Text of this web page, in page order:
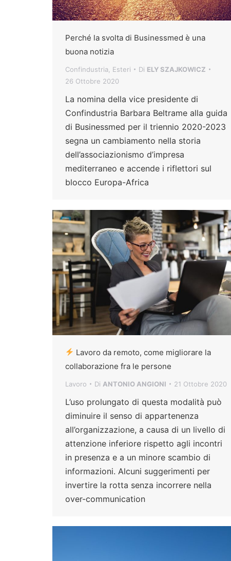
Perché la svolta di Businessmed è una
buona notizia
Confindustria Esteri Di ELY SZAJKOWICZ
26 Ottobre 2020
La nomina della vice presidente di
Confindustria Barbara Beltrame alla guida
di Businessmed per il triennio 2020-2023
segna un cambiamento nella storia
dell’associazionismo d’impresa
mediterraneo e accende i riflettori sul
blocco Europa-Africa
Lavoro da remoto, come migliorare la
collaborazione fra le persone
Lavoro Di ANTONIO ANGIONI 21 Ottobre 2020
L’uso prolungato di questa modalità può
diminuire il senso di appartenenza
all’organizzazione, a causa di un livello di
attenzione inferiore rispetto agli incontri
in presenza e a un minore scambio di
informazioni. Alcuni suggerimenti per
invertire la rotta senza incorrere nella
over-communication